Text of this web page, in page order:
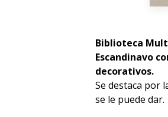
Biblioteca
Escandinavo
decorativos.
Se destaca por
se le puede dar.